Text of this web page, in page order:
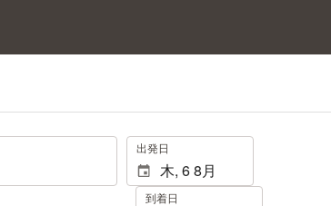
. 出発日
到着日